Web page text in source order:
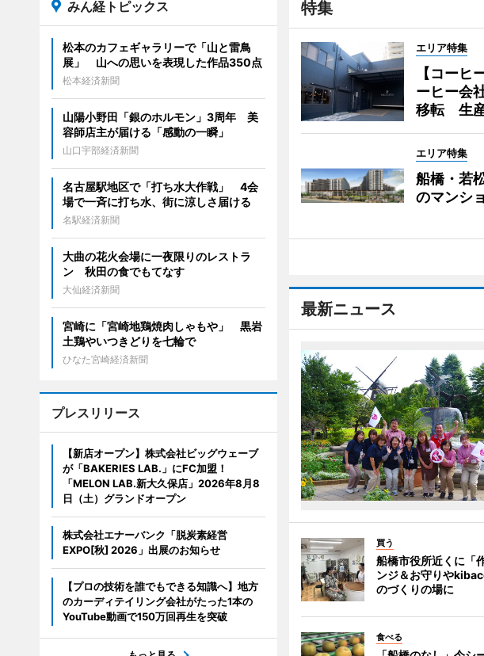
特集
エリア特集
【コーヒ
ーヒー会
移転 生
エリア特集
船橋・若
のマンシ
最新ニュース
買う
船橋市役所近くに「
ンジ＆お守りや
のづくりの場に
食べる
みん経トピックス
松本のカフェギャラリーで「山と雷鳥
展」 山への思いを表現した作品350点
松本経済新聞
山陽小野田「銀のホルモン」3周年 美
容師店主が届ける「感動の一瞬」
山口宇部経済新聞
名古屋駅地区で「打ち水大作戦」 4会
場で一斉に打ち水、街に涼しさ届ける
名駅経済新聞
大曲の花火会場に一夜限りのレストラ
ン 秋田の食でもてなす
大仙経済新聞
宮崎に「宮崎地鶏焼肉しゃもや」 黒岩
土鶏やいつきどりを七輪で
ひなた宮崎経済新聞
プレスリリース
【新店オープン】株式会社ビッグウェーブ
が「BAKERIES LAB.」にFC加盟！
「MELON LAB.新大久保店」2026年8月8
日（土）グランドオープン
株式会社エナーバンク「脱炭素経営
EXPO[秋] 2026」出展のお知らせ
【プロの技術を誰でもできる知識へ】地方
のカーディテイリング会社がたった1本の
YouTube動画で150万回再生を突破